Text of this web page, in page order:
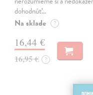
dohodnúť…
Na sklade ?
16,44 €
16,95 € ?